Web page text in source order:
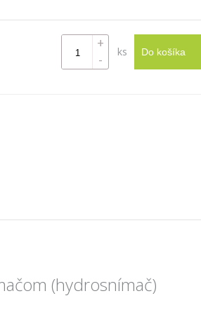
Do košíka
+
-
ks
(hydrosnímač)